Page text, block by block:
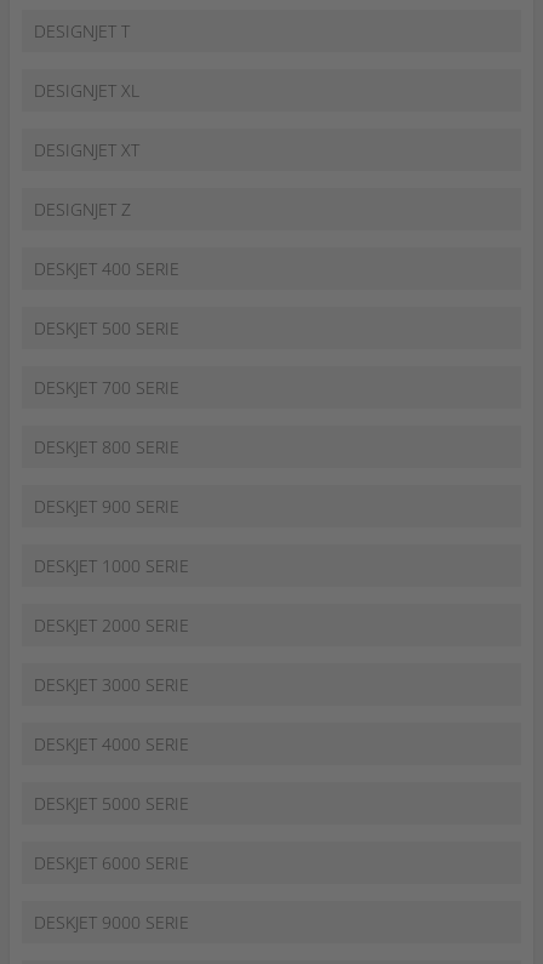
DESIGNJET T
DESIGNJET XL
DESIGNJET XT
DESIGNJET Z
DESKJET 400 SERIE
DESKJET 500 SERIE
DESKJET 700 SERIE
DESKJET 800 SERIE
DESKJET 900 SERIE
DESKJET 1000 SERIE
DESKJET 2000 SERIE
DESKJET 3000 SERIE
DESKJET 4000 SERIE
DESKJET 5000 SERIE
DESKJET 6000 SERIE
DESKJET 9000 SERIE